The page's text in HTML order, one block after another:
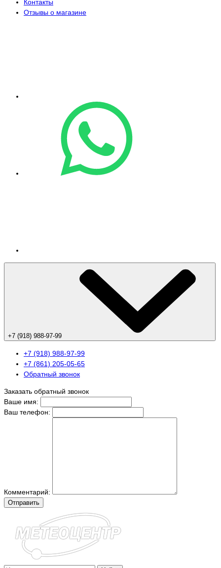
Контакты
Отзывы о магазине
+7 (918) 988-97-99
+7 (918) 988-97-99
+7 (861) 205-05-65
Обратный звонок
Заказать обратный звонок
Ваше имя:
Ваш телефон:
Комментарий:
Отправить